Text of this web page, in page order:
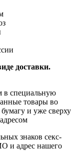
доставки.
в специальную
товары во
и уже сверху
знаков секс-
и адрес нашего